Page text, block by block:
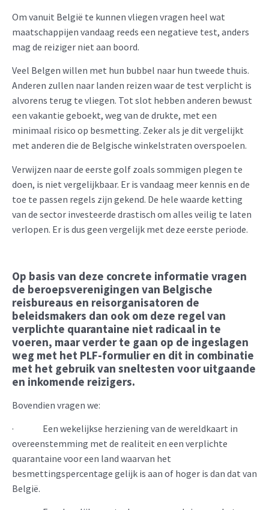
Om vanuit België te kunnen vliegen vragen heel wat
maatschappijen vandaag reeds een negatieve test, anders
mag de reiziger niet aan boord.
Veel Belgen willen met hun bubbel naar hun tweede thuis.
Anderen zullen naar landen reizen waar de test verplicht is
alvorens terug te vliegen. Tot slot hebben anderen bewust
een vakantie geboekt, weg van de drukte, met een
minimaal risico op besmetting. Zeker als je dit vergelijkt
met anderen die de Belgische winkelstraten overspoelen.
Verwijzen naar de eerste golf zoals sommigen plegen te
doen, is niet vergelijkbaar. Er is vandaag meer kennis en de
toe te passen regels zijn gekend. De hele waarde ketting
van de sector investeerde drastisch om alles veilig te laten
verlopen. Er is dus geen vergelijk met deze eerste periode.
Op basis van deze concrete informatie vragen
de beroepsverenigingen van Belgische
reisbureaus en reisorganisatoren de
beleidsmakers dan ook om deze regel van
verplichte quarantaine niet radicaal in te
voeren, maar verder te gaan op de ingeslagen
weg met het PLF-formulier en dit in combinatie
met het gebruik van sneltesten voor uitgaande
en inkomende reizigers.
Bovendien vragen we:
· Een wekelijkse herziening van de wereldkaart in
overeenstemming met de realiteit en een verplichte
quarantaine voor een land waarvan het
besmettingspercentage gelijk is aan of hoger is dan dat van
België.